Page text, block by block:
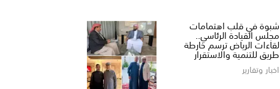
شبوة في قلب اهتمامات
مجلس القيادة الرئاسي..
لقاءات الرياض ترسم خارطة
طريق للتنمية والاستقرار
اخبار وتقارير